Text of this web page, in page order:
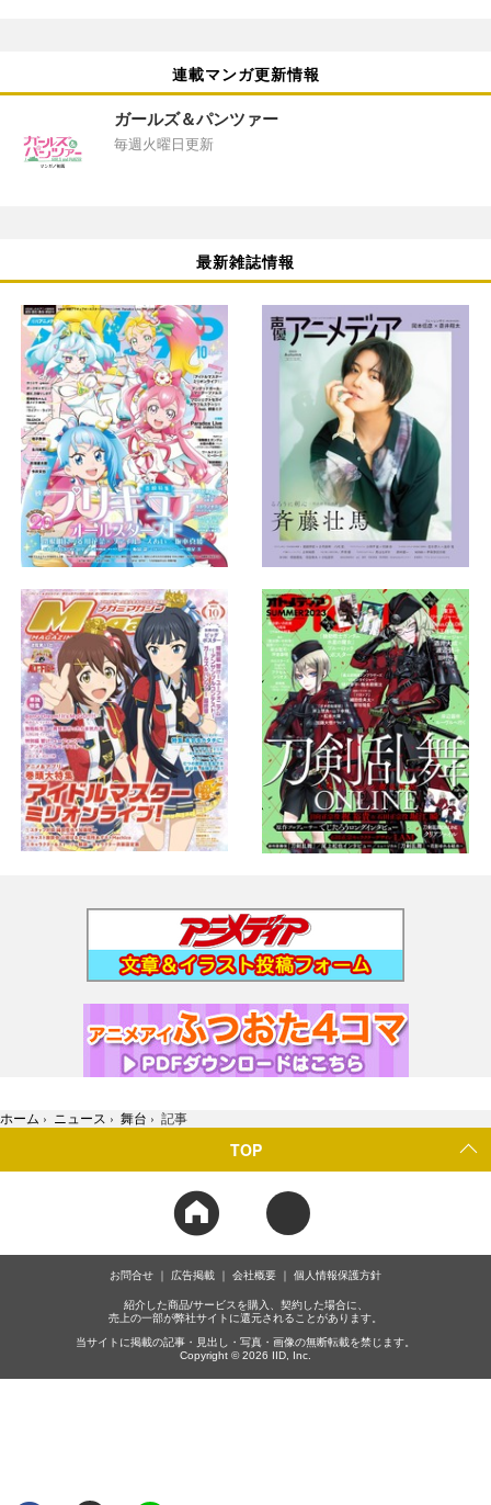
連載マンガ更新情報
ガールズ＆パンツァー
毎週火曜日更新
最新雑誌情報
ホーム › ニュース › 舞台 › 記事
TOP
お問合せ 広告掲載 会社概要 個人情報保護方針
紹介した商品/サービスを購入、契約した場合に、
売上の一部が弊社サイトに還元されることがあります。
当サイトに掲載の記事・見出し・写真・画像の無断転載を禁じます。
Copyright © 2026 IID, Inc.